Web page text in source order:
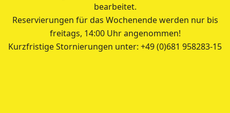
bearbeitet.
Reservierungen für das Wochenende werden nur bis
freitags, 14:00 Uhr angenommen!
Kurzfristige Stornierungen unter: +49 (0)681 958283-15